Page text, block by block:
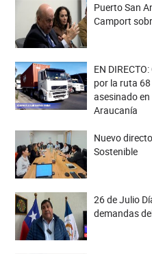
Puerto San
Camport
EN
por la ruta
asesinado
Araucanía
Nuevo
Sostenible
26 de Julio
demandas